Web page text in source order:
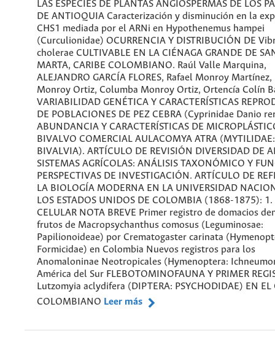
LAS ESPECIES DE PLANTAS ANGIOSPERMAS DE LOS
DE ANTIOQUIA Caracterización y disminución en la
CHS1 mediada por el ARNi en Hypothenemus hampei
(Curculionidae) OCURRENCIA Y DISTRIBUCIÓN DE
cholerae CULTIVABLE EN LA CIÉNAGA GRANDE DE
MARTA, CARIBE COLOMBIANO. Raúl Valle Marquina,
ALEJANDRO GARCÍA FLORES, Rafael Monroy Martínez,
Monroy Ortiz, Columba Monroy Ortiz, Ortencía Colín
VARIABILIDAD GENÉTICA Y CARACTERÍSTICAS
DE POBLACIONES DE PEZ CEBRA (Cyprinidae Danio
ABUNDANCIA Y CARACTERÍSTICAS DE
BIVALVO COMERCIAL AULACOMYA ATRA (MYTILIDAE:
BIVALVIA). ARTÍCULO DE REVISIÓN DIVERSIDAD DE
SISTEMAS AGRÍCOLAS: ANÁLISIS TAXONÓMICO Y
PERSPECTIVAS DE INVESTIGACIÓN. ARTÍCULO DE
LA BIOLOGÍA MODERNA EN LA UNIVERSIDAD
LOS ESTADOS UNIDOS DE COLOMBIA (1868-1875): 1.
CELULAR NOTA BREVE Primer registro de domacios
frutos de Macropsychanthus comosus (Leguminosae:
Papilionoideae) por Crematogaster carinata
Formicidae) en Colombia Nuevos registros para los
Anomaloninae Neotropicales (Hymenoptera:
América del Sur FLEBOTOMINOFAUNA Y PRIMER
Lutzomyia aclydifera (DIPTERA: PSYCHODIDAE) EN EL
COLOMBIANO Leer más